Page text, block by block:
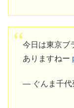
今日は東京ブ
ありますねー
— ぐんま千代